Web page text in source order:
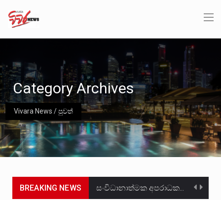
Vivara News /පුවත්
Category Archives
BREAKING NEWS සංවිධානාත්මක අපරාධකරුවකු වන ලොකු පැටිගේ ප්‍රධාන වෙඩික්කරු බවට සැක කරන ගිං ගඟේ ගිල්වා මරා දමා…